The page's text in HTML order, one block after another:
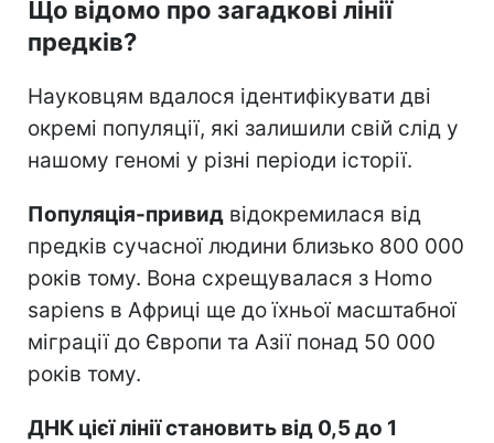
Що відомо про загадкові лінії
предків?
Науковцям вдалося ідентифікувати дві
окремі популяції, які залишили свій слід у
нашому геномі у різні періоди історії.
Популяція-привид відокремилася від
предків сучасної людини близько 800 000
років тому. Вона схрещувалася з Homo
sapiens в Африці ще до їхньої масштабної
міграції до Європи та Азії понад 50 000
років тому.
ДНК цієї лінії становить від 0,5 до 1